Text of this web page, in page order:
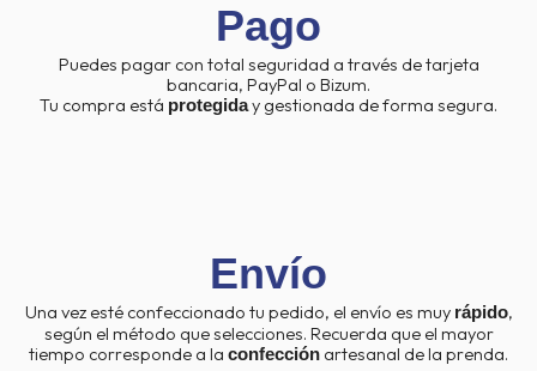
Pago
Puedes pagar con total seguridad a través de tarjeta
bancaria, PayPal o Bizum.
Tu compra está protegiday gestionada de forma segura.
Envío
Una vez esté confeccionado tu pedido, el envío es muy rápido,
según el método que selecciones. Recuerda que el mayor
tiempo corresponde a la confección artesanal de la prenda.